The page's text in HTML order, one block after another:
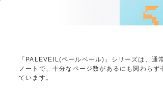
「PALEVEIL(ペールベール)」シリーズは、通
ノートで、十分なページ数があるにも関わら
ています。